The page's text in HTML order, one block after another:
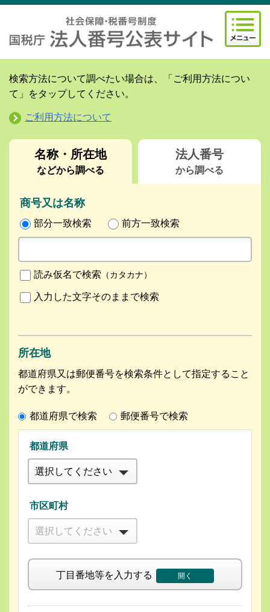
検索方法について調べたい場合は、「ご利用方法につい
て」をタップしてください。
ご利用方法について
名称・所在地
などから調べる
法人番号
から調べる
商号又は名称
部分一致検索 前方一致検索
読み仮名で検索 （カタカナ）
入力した文字そのままで検索
所在地
都道府県又は郵便番号を検索条件として指定すること
ができます。
都道府県で検索 郵便番号で検索
都道府県
市区町村
丁目番地等を入力する 開く